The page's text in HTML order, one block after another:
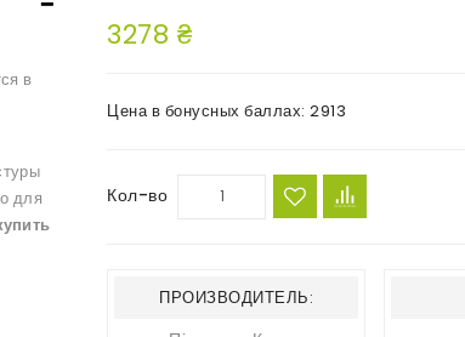
3278 ₴
Цена в бонусных баллах: 2913
Кол-во
ПРОИЗВОДИТЕЛЬ:
в
для